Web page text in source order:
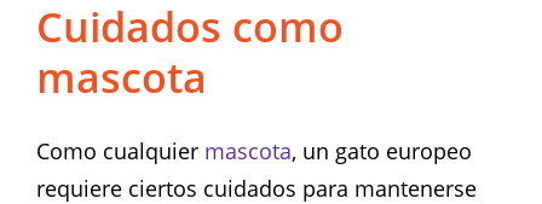
Cuidados como
mascota
Como cualquier mascota, un gato europeo
requiere ciertos cuidados para mantenerse